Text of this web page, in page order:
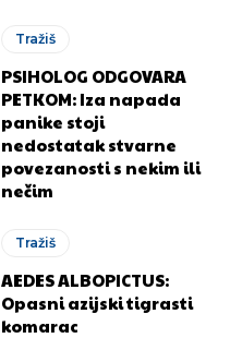
Tražiš
PSIHOLOG ODGOVARA
PETKOM: Iza napada
panike stoji
nedostatak stvarne
povezanosti s nekim ili
nečim
Tražiš
AEDES ALBOPICTUS:
Opasni azijski tigrasti
komarac